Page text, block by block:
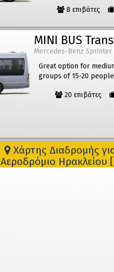
8 επιβάτες
MINI BUS
Mercedes-Benz Sprinter
Great option for
groups of 15-20
20 επιβάτες
Χάρτης Διαδρομής
Αεροδρόμιο Ηρακλείου